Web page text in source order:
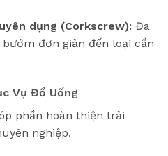
dụng (Corkscrew):Đa
đơn giản đến loại cần
Vụ Đồ Uống
phần hoàn thiện trải
nghiệp.